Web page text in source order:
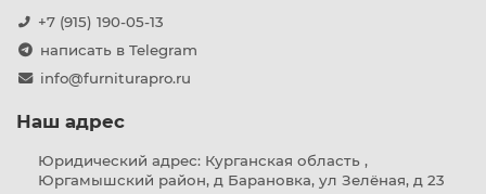
+7 (915) 190-05-13
написать в Telegram
info@furniturapro.ru
Наш адрес
Юридический адрес: Курганская область ,
Юргамышский район, д Барановка, ул Зелёная, д 23